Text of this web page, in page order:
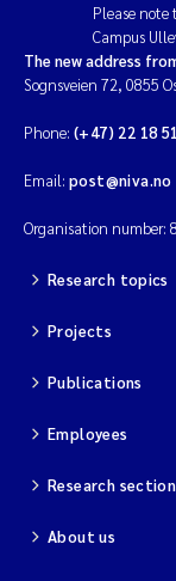
Please note
Campus
The new address
Sognsveien 72, 0855
Phone: (+47) 22 18
Email: post@niva.no
Organisation number:
Research topics
Projects
Publications
Employees
Research
About us